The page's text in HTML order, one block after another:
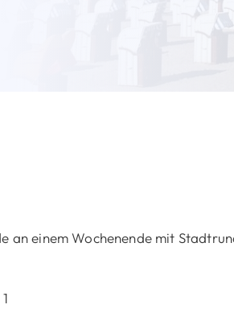
an einem Wochenende mit